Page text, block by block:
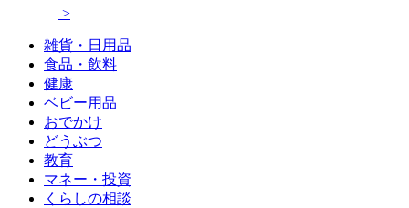
>
雑貨・日用品
食品・飲料
健康
ベビー用品
おでかけ
どうぶつ
教育
マネー・投資
くらしの相談